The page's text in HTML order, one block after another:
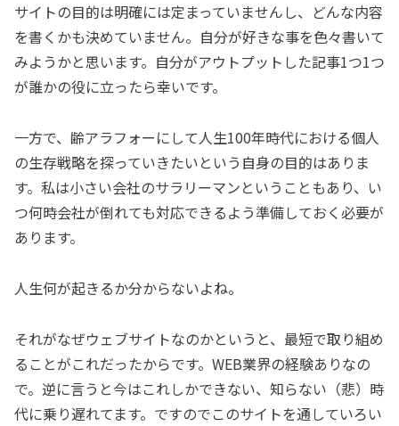
サイトの目的は明確には定まっていませんし、どんな内容
を書くかも決めていません。自分が好きな事を色々書いて
みようかと思います。自分がアウトプットした記事1つ1つ
が誰かの役に立ったら幸いです。
一方で、齢アラフォーにして人生100年時代における個人
の生存戦略を探っていきたいという自身の目的はありま
す。私は小さい会社のサラリーマンということもあり、い
つ何時会社が倒れても対応できるよう準備しておく必要が
あります。
人生何が起きるか分からないよね。
それがなぜウェブサイトなのかというと、最短で取り組め
ることがこれだったからです。WEB業界の経験ありなの
で。逆に言うと今はこれしかできない、知らない（悲）時
代に乗り遅れてます。ですのでこのサイトを通していろい